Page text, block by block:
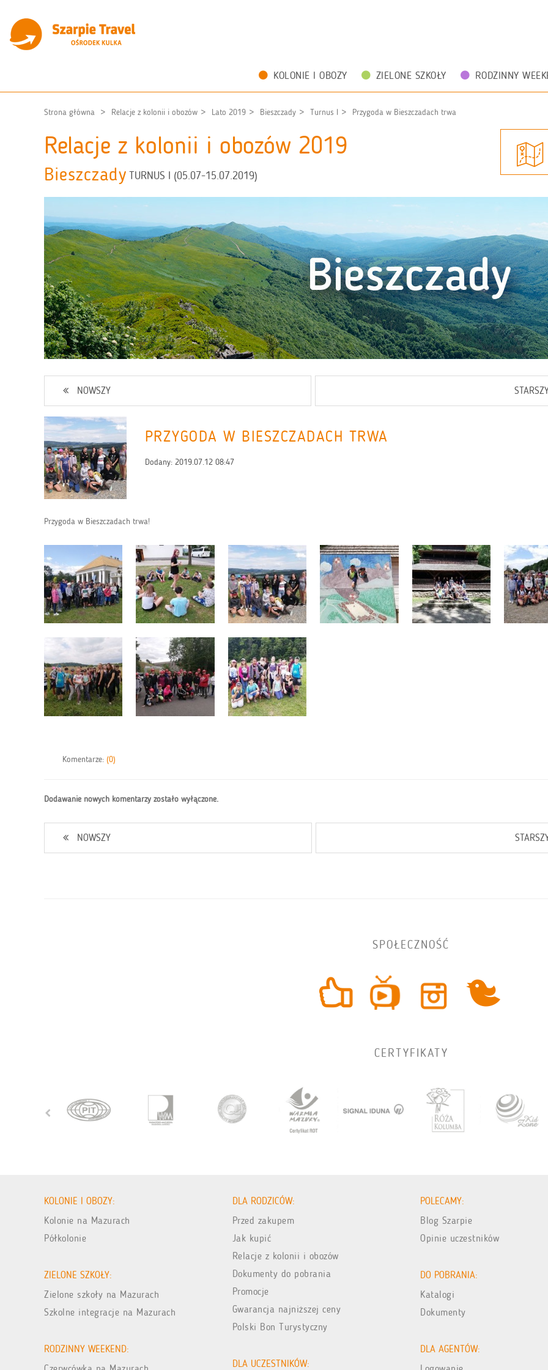
KOLONIE I OBOZY ZIELONE SZKOŁY RODZINNY
Strona główna Relacje z kolonii i obozów Lato 2019 Bieszczady Turnus I Przygoda w Bieszczadach trwa
Relacje z kolonii i obozów 2019
Bieszczady TURNUS I (05.07-15.07.2019)
NOWSZY
PRZYGODA W BIESZCZADACH TRWA
Dodany: 2019.07.12 08:47
Przygoda w Bieszczadach trwa!
Komentarze: (0)
Dodawanie nowych komentarzy zostało wyłączone.
NOWSZY
SPOŁECZNOŚĆ
CERTYFIKATY
KOLONIE I OBOZY:
Kolonie na Mazurach
Półkolonie
ZIELONE SZKOŁY:
Zielone szkoły na Mazurach
Szkolne integracje na Mazurach
RODZINNY WEEKEND:
DLA RODZICÓW:
Przed zakupem
Jak kupić
Relacje z kolonii i obozów
Dokumenty do pobrania
Promocje
Gwarancja najniższej ceny
Polski Bon Turystyczny
DLA UCZESTNIKÓW:
POLECAMY:
Blog Szarpie
Opinie uczestników
DO POBRANIA:
Katalogi
Dokumenty
DLA AGENTÓW: